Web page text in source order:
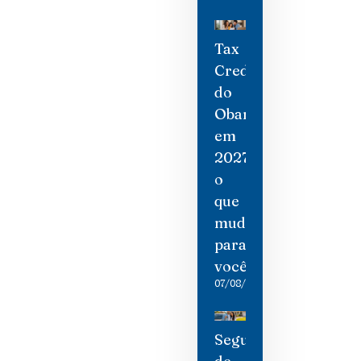
Tax
Credit
do
Obamacare
em
2027:
o
que
mudou
para
você
07/08/2026
Seguro